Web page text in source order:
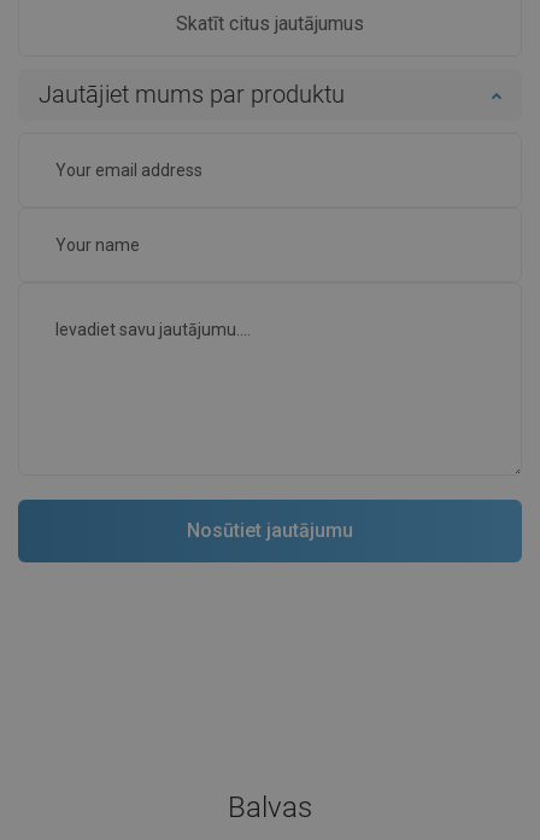
Skatīt citus jautājumus
Jautājiet mums par produktu
Balvas